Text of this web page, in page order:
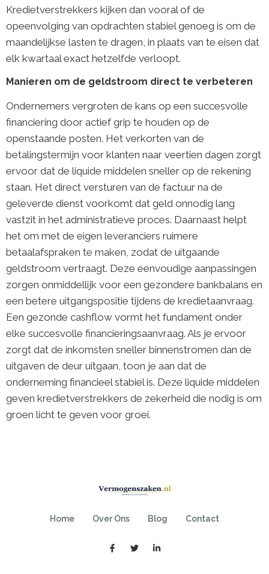
Kredietverstrekkers kijken dan vooral of de
opeenvolging van opdrachten stabiel genoeg is om de
maandelijkse lasten te dragen, in plaats van te eisen dat
elk kwartaal exact hetzelfde verloopt.
Manieren om de geldstroom direct te verbeteren
Ondernemers vergroten de kans op een succesvolle
financiering door actief grip te houden op de
openstaande posten. Het verkorten van de
betalingstermijn voor klanten naar veertien dagen zorgt
ervoor dat de liquide middelen sneller op de rekening
staan. Het direct versturen van de factuur na de
geleverde dienst voorkomt dat geld onnodig lang
vastzit in het administratieve proces. Daarnaast helpt
het om met de eigen leveranciers ruimere
betaalafspraken te maken, zodat de uitgaande
geldstroom vertraagt. Deze eenvoudige aanpassingen
zorgen onmiddellijk voor een gezondere bankbalans en
een betere uitgangspositie tijdens de kredietaanvraag.
Een gezonde cashflow vormt het fundament onder
elke succesvolle financieringsaanvraag. Als je ervoor
zorgt dat de inkomsten sneller binnenstromen dan de
uitgaven de deur uitgaan, toon je aan dat de
onderneming financieel stabiel is. Deze liquide middelen
geven kredietverstrekkers de zekerheid die nodig is om
groen licht te geven voor groei.
Home Over Ons Blog Contact